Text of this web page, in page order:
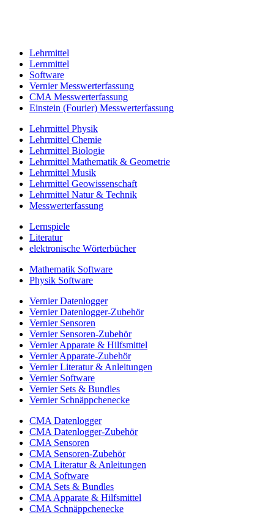
Lehrmittel
Lernmittel
Software
Vernier Messwerterfassung
CMA Messwerterfassung
Einstein (Fourier) Messwerterfassung
Lehrmittel Physik
Lehrmittel Chemie
Lehrmittel Biologie
Lehrmittel Mathematik & Geometrie
Lehrmittel Musik
Lehrmittel Geowissenschaft
Lehrmittel Natur & Technik
Messwerterfassung
Lernspiele
Literatur
elektronische Wörterbücher
Mathematik Software
Physik Software
Vernier Datenlogger
Vernier Datenlogger-Zubehör
Vernier Sensoren
Vernier Sensoren-Zubehör
Vernier Apparate & Hilfsmittel
Vernier Apparate-Zubehör
Vernier Literatur & Anleitungen
Vernier Software
Vernier Sets & Bundles
Vernier Schnäppchenecke
CMA Datenlogger
CMA Datenlogger-Zubehör
CMA Sensoren
CMA Sensoren-Zubehör
CMA Literatur & Anleitungen
CMA Software
CMA Sets & Bundles
CMA Apparate & Hilfsmittel
CMA Schnäppchenecke